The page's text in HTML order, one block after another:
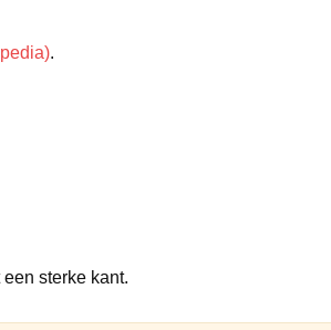
.
sterke kant.